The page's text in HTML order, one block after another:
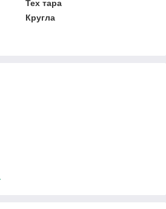
Тех тара
Кругла